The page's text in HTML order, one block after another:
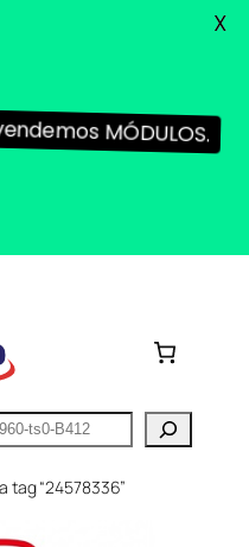
“24578336”
MÓDULOS.
X